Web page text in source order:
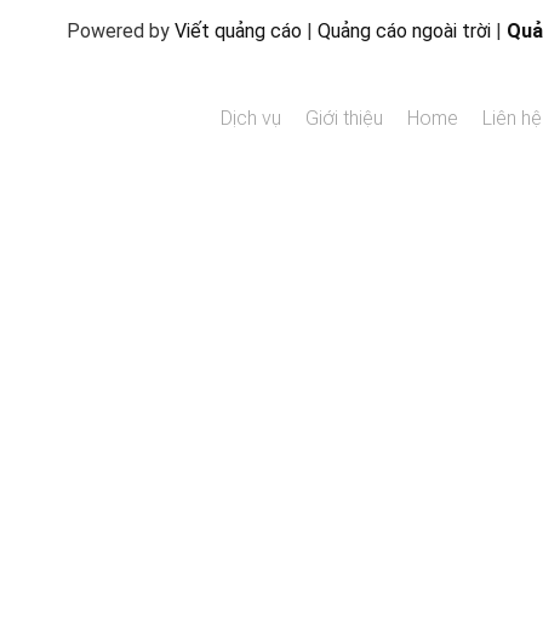
Powered by Viết quảng cáo | Quảng cáo ngoài trời |
Dịch vụ Giới thiệu Home Liên hệ